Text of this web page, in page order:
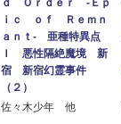
ｄ Ｏｒｄｅｒ ‐Ｅｐ
ｉｃ ｏｆ Ｒｅｍｎ
ａｎｔ‐ 亜種特異点
Ｉ 悪性隔絶魔境 新
宿 新宿幻霊事件
（２）
佐々木少年 他